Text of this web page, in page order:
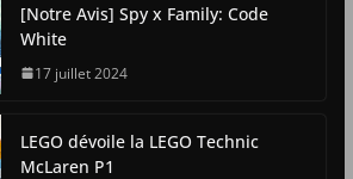
[Notre Avis] Spy x Family: Code
White
17 juillet 2024
LEGO dévoile la LEGO Technic
McLaren P1